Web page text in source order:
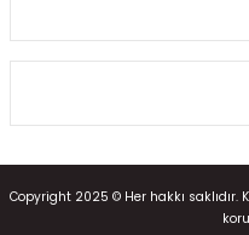
Copyright 2025 © Her hakkı